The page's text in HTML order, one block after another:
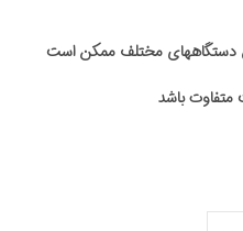
دستگاههای مختلف ممکن است